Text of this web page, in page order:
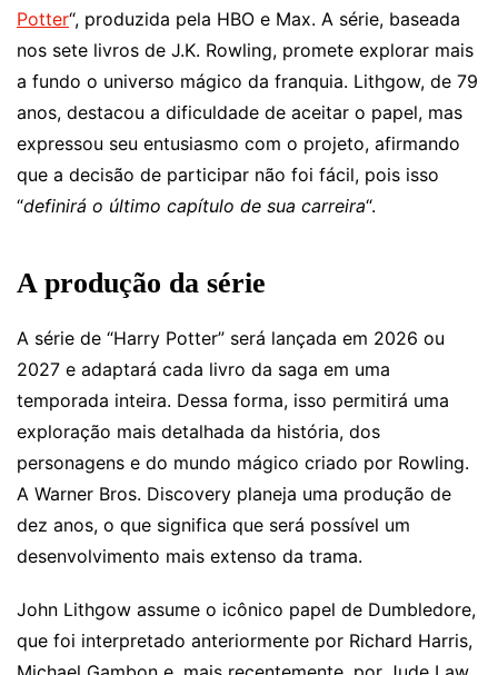
Potter“, produzida pela HBO e Max. A série, baseada
nos sete livros de J.K. Rowling, promete explorar mais
a fundo o universo mágico da franquia. Lithgow, de 79
anos, destacou a dificuldade de aceitar o papel, mas
expressou seu entusiasmo com o projeto, afirmando
que a decisão de participar não foi fácil, pois isso
“definirá o último capítulo de sua carreira“.
A produção da série
A série de “Harry Potter” será lançada em 2026 ou
2027 e adaptará cada livro da saga em uma
temporada inteira. Dessa forma, isso permitirá uma
exploração mais detalhada da história, dos
personagens e do mundo mágico criado por Rowling.
A Warner Bros. Discovery planeja uma produção de
dez anos, o que significa que será possível um
desenvolvimento mais extenso da trama.
John Lithgow assume o icônico papel de Dumbledore,
que foi interpretado anteriormente por Richard Harris,